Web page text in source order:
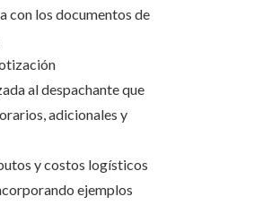
con los documentos de
al despachante que
adicionales y
y costos logísticos
ejemplos